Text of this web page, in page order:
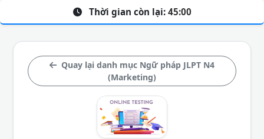
Quay lại danh mục Ngữ pháp JLPT N4
(Marketing)
Thời gian còn lại: 45:00